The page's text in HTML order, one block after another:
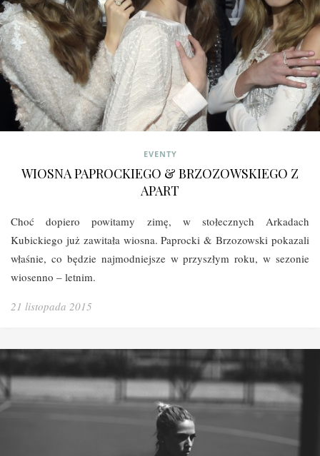
EVENTY
WIOSNA PAPROCKIEGO & BRZOZOWSKIEGO Z
APART
Choć dopiero powitamy zimę, w stołecznych Arkadach
Kubickiego już zawitała wiosna. Paprocki & Brzozowski pokazali
właśnie, co będzie najmodniejsze w przyszłym roku, w sezonie
wiosenno – letnim.
21 listopada 2015